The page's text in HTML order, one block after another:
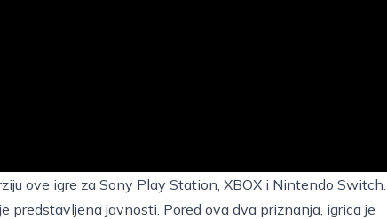
ove igre za Sony Play Station, XBOX i Nintendo Switch.
predstavljena javnosti. Pored ova dva priznanja, igrica je